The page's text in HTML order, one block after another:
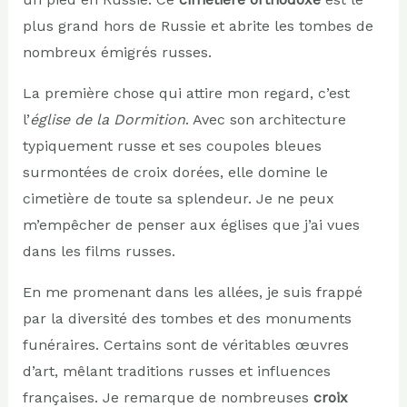
plus grand hors de Russie et abrite les tombes de
nombreux émigrés russes.
La première chose qui attire mon regard, c’est
l’église de la Dormition. Avec son architecture
typiquement russe et ses coupoles bleues
surmontées de croix dorées, elle domine le
cimetière de toute sa splendeur. Je ne peux
m’empêcher de penser aux églises que j’ai vues
dans les films russes.
En me promenant dans les allées, je suis frappé
par la diversité des tombes et des monuments
funéraires. Certains sont de véritables œuvres
d’art, mêlant traditions russes et influences
françaises. Je remarque de nombreuses croix